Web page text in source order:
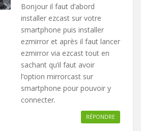
Bonjour il faut d’abord
installer ezcast sur votre
smartphone puis installer
ezmirror et après il faut lancer
ezmirror via ezcast tout en
sachant qu’il faut avoir
l’option mirrorcast sur
smartphone pour pouvoir y
connecter.
RÉPONDRE